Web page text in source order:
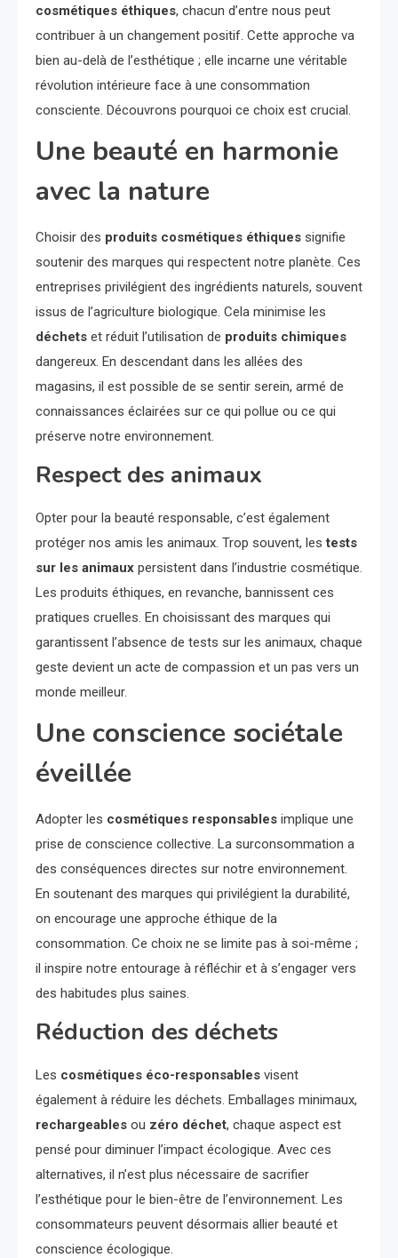
cosmétiques éthiques, chacun d’entre nous peut
contribuer à un changement positif. Cette approche va
bien au-delà de l’esthétique ; elle incarne une véritable
révolution intérieure face à une consommation
consciente. Découvrons pourquoi ce choix est crucial.
Une beauté en harmonie
avec la nature
Choisir des produits cosmétiques éthiques signifie
soutenir des marques qui respectent notre planète. Ces
entreprises privilégient des ingrédients naturels, souvent
issus de l’agriculture biologique. Cela minimise les
déchets et réduit l’utilisation de produits chimiques
dangereux. En descendant dans les allées des
magasins, il est possible de se sentir serein, armé de
connaissances éclairées sur ce qui pollue ou ce qui
préserve notre environnement.
Respect des animaux
Opter pour la beauté responsable, c’est également
protéger nos amis les animaux. Trop souvent, lestests
sur les animaux persistent dans l’industrie cosmétique.
Les produits éthiques, en revanche, bannissent ces
pratiques cruelles. En choisissant des marques qui
garantissent l’absence de tests sur les animaux, chaque
geste devient un acte de compassion et un pas vers un
monde meilleur.
Une conscience sociétale
éveillée
Adopter les cosmétiques responsables implique une
prise de conscience collective. La surconsommation a
des conséquences directes sur notre environnement.
En soutenant des marques qui privilégient la durabilité,
on encourage une approche éthique de la
consommation. Ce choix ne se limite pas à soi-même ;
il inspire notre entourage à réfléchir et à s’engager vers
des habitudes plus saines.
Réduction des déchets
Les cosmétiques éco-responsables visent
également à réduire les déchets. Emballages minimaux,
rechargeables ou zéro déchet, chaque aspect est
pensé pour diminuer l’impact écologique. Avec ces
alternatives, il n’est plus nécessaire de sacrifier
l’esthétique pour le bien-être de l’environnement. Les
consommateurs peuvent désormais allier beauté et
conscience écologique.